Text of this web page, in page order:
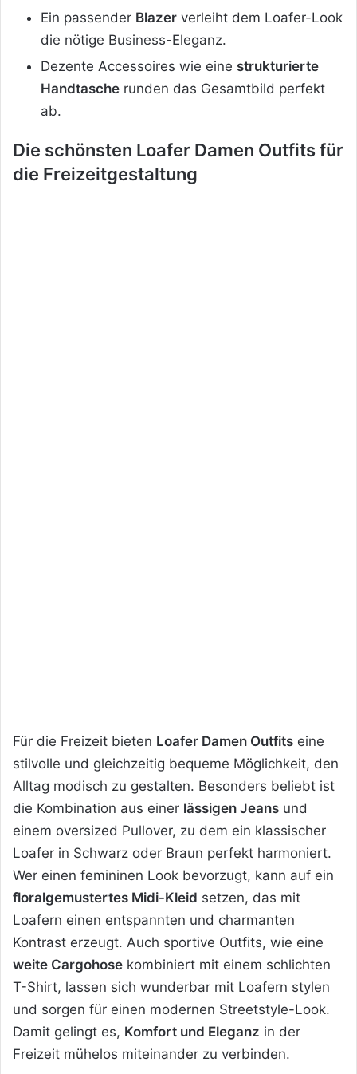
Ein passender Blazer verleiht dem Loafer-Look
die nötige Business-Eleganz.
Dezente Accessoires wie eine strukturierte
Handtasche runden das Gesamtbild perfekt
ab.
Die schönsten Loafer Damen Outfits für
die Freizeitgestaltung
Für die Freizeit bieten Loafer Damen Outfits eine
stilvolle und gleichzeitig bequeme Möglichkeit, den
Alltag modisch zu gestalten. Besonders beliebt ist
die Kombination aus einer lässigen Jeans und
einem oversized Pullover, zu dem ein klassischer
Loafer in Schwarz oder Braun perfekt harmoniert.
Wer einen femininen Look bevorzugt, kann auf ein
floralgemustertes Midi-Kleid setzen, das mit
Loafern einen entspannten und charmanten
Kontrast erzeugt. Auch sportive Outfits, wie eine
weite Cargohose kombiniert mit einem schlichten
T-Shirt, lassen sich wunderbar mit Loafern stylen
und sorgen für einen modernen Streetstyle-Look.
Damit gelingt es, Komfort und Eleganz in der
Freizeit mühelos miteinander zu verbinden.